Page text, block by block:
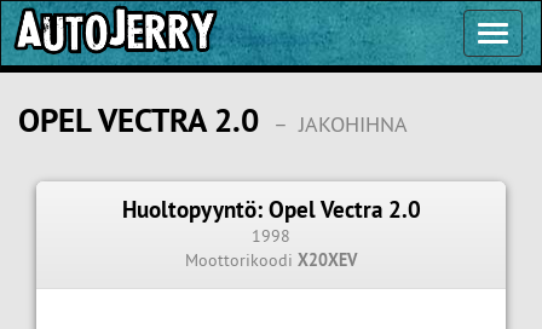
OPEL VECTRA 2.0 – JAKOHIHNA
Huoltopyyntö: Opel Vectra 2.0
1998
Moottorikoodi X20XEV